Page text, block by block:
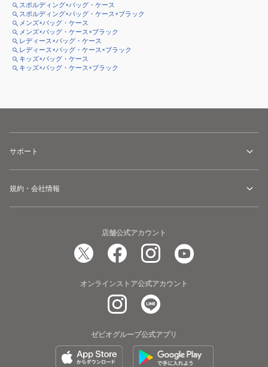
スポルディング×バッグ・ケース
スポルディング×バッグ・ケース×ブラック
メンズ×バッグ・ケース
メンズ×バッグ・ケース×ブラック
レディース×バッグ・ケース
レディース×バッグ・ケース×ブラック
キッズ×バッグ・ケース
キッズ×バッグ・ケース×ブラック
サポート
規約・会社情報
店舗公式アカウント
オンラインストア公式アカウント
ゼビオグループ公式アプリ